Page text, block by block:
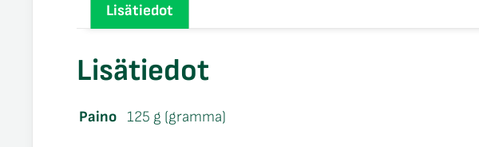
Lisätiedot
Lisätiedot
Paino 125 g (gramma)